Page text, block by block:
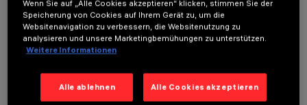
FARBE
Wenn Sie auf „Alle Cookies akzeptieren“ klicken, stimmen Sie der
Speicherung von Cookies auf Ihrem Gerät zu, um die
Websitenavigation zu verbessern, die Websitenutzung zu
analysieren und unsere Marketingbemühungen zu unterstützen.
Weitere Informationen
Alle ablehnen Alle Cookies akzeptieren